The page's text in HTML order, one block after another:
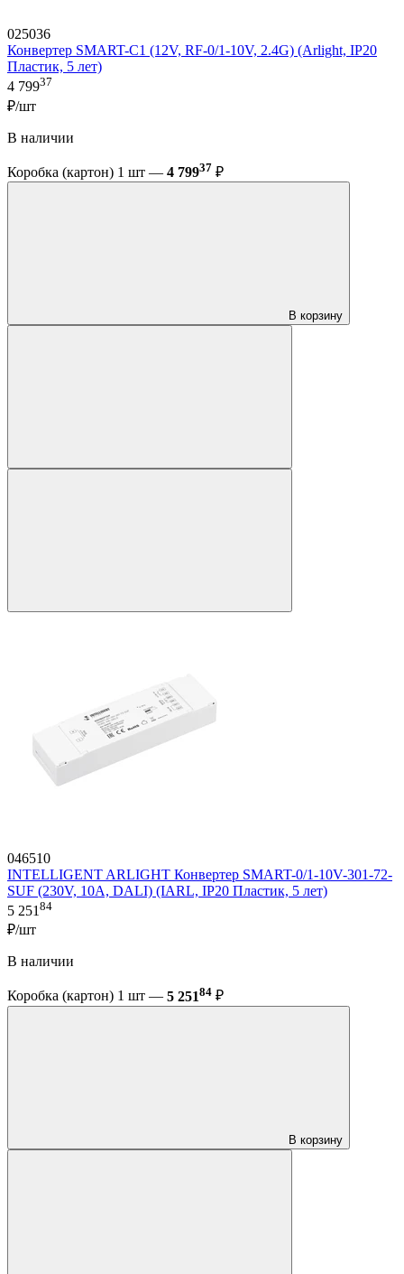
025036
Конвертер SMART-C1 (12V, RF-0/1-10V, 2.4G) (Arlight, IP20
Пластик, 5 лет)
4 79937
₽/шт
В наличии
Коробка (картон) 1 шт — 4 79937 ₽
В корзину
046510
INTELLIGENT ARLIGHT Конвертер SMART-0/1-10V-301-72-
SUF (230V, 10A, DALI) (IARL, IP20 Пластик, 5 лет)
5 25184
₽/шт
В наличии
Коробка (картон) 1 шт — 5 25184 ₽
В корзину